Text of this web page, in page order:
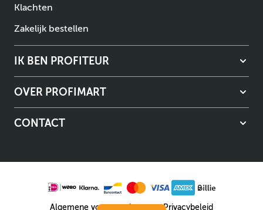
Klachten
Zakelijk bestellen
IK BEN PROFITEUR
OVER PROFIMART
CONTACT
Algemene voorwaarden Privacybeleid